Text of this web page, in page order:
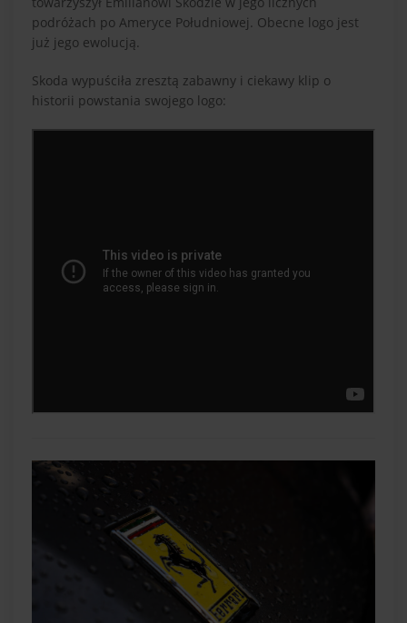
podróżach po Ameryce Południowej. Obecne logo jest
już jego ewolucją.
Skoda wypuściła zresztą zabawny i ciekawy klip o
historii powstania swojego logo: